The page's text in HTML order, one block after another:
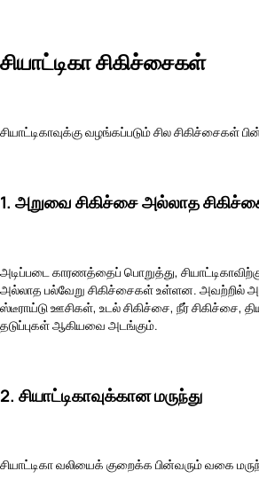
சியாட்டிகா சிகிச்சைகள்
சியாட்டிகாவுக்கு வழங்கப்படும் சில சிகிச்சைகள்
1. அறுவை சிகிச்சை அல்லாத
அடிப்படை காரணத்தைப் பொறுத்து,
அல்லாத பல்வேறு சிகிச்சைகள் உள்ளன. அவற்றில்
ஸ்டீராய்டு ஊசிகள், உடல் சிகிச்சை, நீர் சிகிச்சை,
தடுப்புகள் ஆகியவை அடங்கும்.
2. சியாட்டிகாவுக்கான மருந்து
சியாட்டிகா வலியைக் குறைக்க பின்வரும் வகை